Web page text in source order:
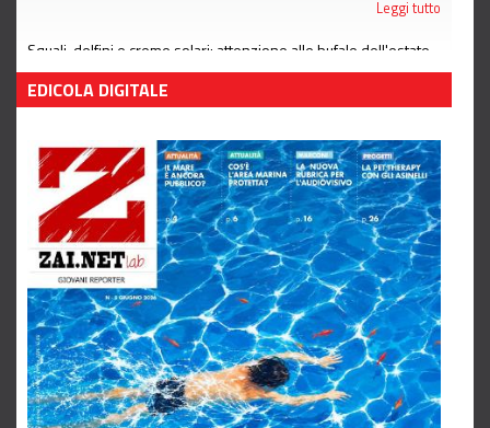
Leggi tutto
Squali, delfini e creme solari: attenzione alle bufale dell'estate
Leggi tutto
EDICOLA DIGITALE